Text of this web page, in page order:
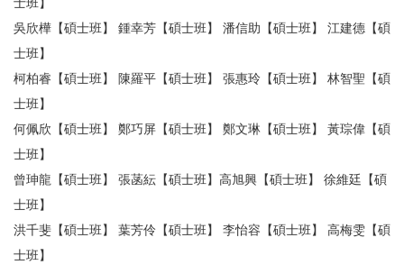
士班】
吳欣樺【碩士班】 鍾幸芳【碩士班】 潘信助【碩士班】 江建德【碩
士班】
柯柏睿【碩士班】 陳羅平【碩士班】 張惠玲【碩士班】 林智聖【碩
士班】
何佩欣【碩士班】 鄭巧屏【碩士班】 鄭文琳【碩士班】 黃琮偉【碩
士班】
曾珅龍【碩士班】 張菡紜【碩士班】高旭興【碩士班】 徐維廷【碩
士班】
洪千斐【碩士班】 葉芳伶【碩士班】 李怡容【碩士班】 高梅雯【碩
士班】